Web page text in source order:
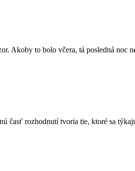
Akoby to bolo včera, tá posledná noc
časť rozhodnutí tvoria tie, ktoré sa